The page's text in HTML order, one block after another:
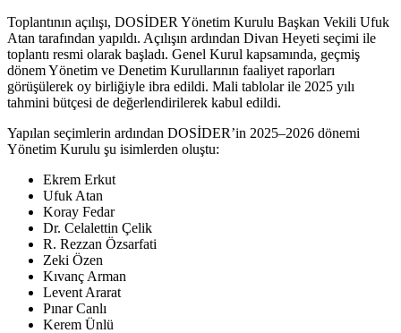
Toplantının açılışı, DOSİDER Yönetim Kurulu Başkan Vekili Ufuk
Atan tarafından yapıldı. Açılışın ardından Divan Heyeti seçimi ile
toplantı resmi olarak başladı. Genel Kurul kapsamında, geçmiş
dönem Yönetim ve Denetim Kurullarının faaliyet raporları
görüşülerek oy birliğiyle ibra edildi. Mali tablolar ile 2025 yılı
tahmini bütçesi de değerlendirilerek kabul edildi.
Yapılan seçimlerin ardından DOSİDER’in 2025–2026 dönemi
Yönetim Kurulu şu isimlerden oluştu:
Ekrem Erkut
Ufuk Atan
Koray Fedar
Dr. Celalettin Çelik
R. Rezzan Özsarfati
Zeki Özen
Kıvanç Arman
Levent Ararat
Pınar Canlı
Kerem Ünlü